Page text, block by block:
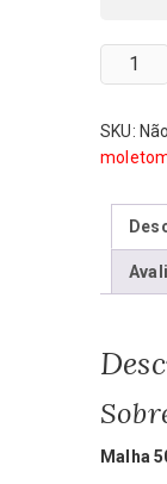
Blusa
de
Anti-
SKU:
Malha